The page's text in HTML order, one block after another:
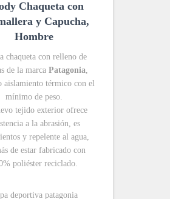
Chaqueta con
y Capucha,
Hombre
chaqueta con relleno de
de la marca Patagonia,
aislamiento térmico con el
mínimo de peso.
tejido exterior ofrece
a la abrasión, es
y repelente al agua,
de estar fabricado con
poliéster reciclado.
deportiva patagonia